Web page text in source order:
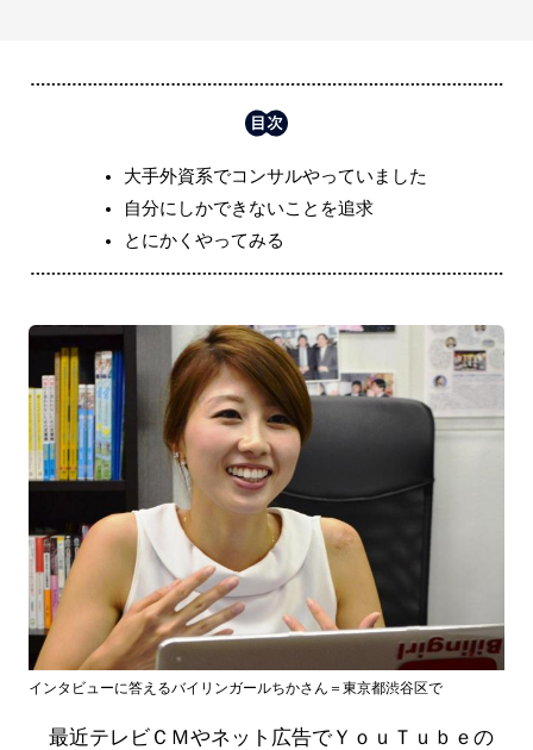
大手外資系でコンサルやっていました
自分にしかできないことを追求
とにかくやってみる
インタビューに答えるバイリンガールちかさん＝東京都渋谷区で
最近テレビＣＭやネット広告でＹｏｕＴｕｂｅの